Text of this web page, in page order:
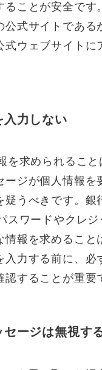
ることが安全です
公式サイトである
式ウェブサイトに
力しない
を求められるこ
ージが個人情報を
うべきです。銀
スワードやクレジ
情報を求めること
入力する前に、必
することが重要
ージは無視す